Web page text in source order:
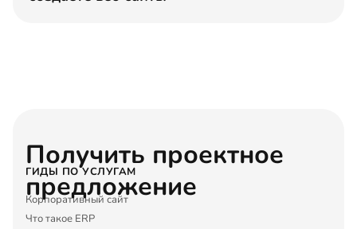
ГИДЫ ПО УСЛУГАМ
Корпоративный сайт
Что такое ERP
Получить проектное
предложение